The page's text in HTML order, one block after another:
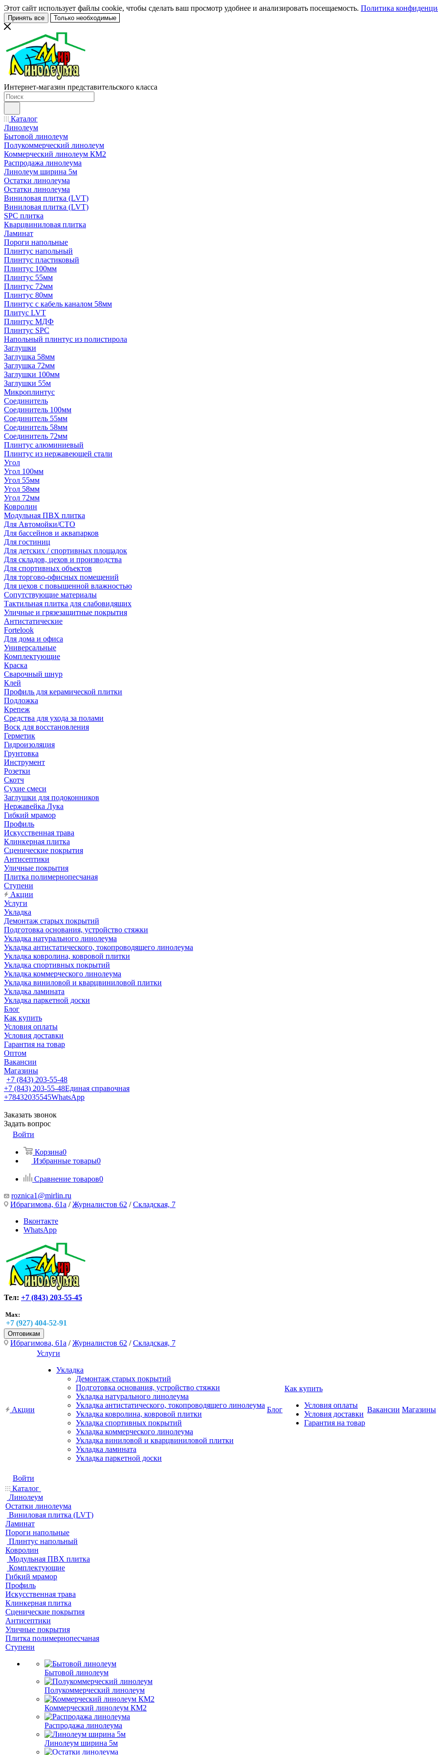
Этот сайт использует файлы cookie, чтобы сделать ваш просмотр удобнее и анализировать посещаемость. Политика
Принять все Только необходимые
Интернет-магазин представительского класса
Каталог
Линолеум
Бытовой линолеум
Полукоммерческий линолеум
Коммерческий линолеум КМ2
Распродажа линолеума
Линолеум ширина 5м
Остатки линолеума
Остатки линолеума
Виниловая плитка (LVT)
Виниловая плитка (LVT)
SPC плитка
Кварцвиниловая плитка
Ламинат
Пороги напольные
Плинтус напольный
Плинтус пластиковый
Плинтус 100мм
Плинтус 55мм
Плинтус 72мм
Плинтус 80мм
Плинтус с кабель каналом 58мм
Плитус LVT
Плинтус МДФ
Плинтус SPC
Напольный плинтус из полистирола
Заглушки
Заглушка 58мм
Заглушка 72мм
Заглушки 100мм
Заглушки 55м
Микроплинтус
Соединитель
Соединитель 100мм
Соединитель 55мм
Соединитель 58мм
Соединитель 72мм
Плинтус алюминиевый
Плинтус из нержавеющей стали
Угол
Угол 100мм
Угол 55мм
Угол 58мм
Угол 72мм
Ковролин
Модульная ПВХ плитка
Для Автомойки/СТО
Для бассейнов и аквапарков
Для гостиниц
Для детских / спортивных площадок
Для складов, цехов и производства
Для спортивных объектов
Для торгово-офисных помещений
Для цехов с повышенной влажностью
Сопутствующие материалы
Тактильная плитка для слабовидящих
Уличные и грязезащитные покрытия
Антистатические
Fortelook
Для дома и офиса
Универсальные
Комплектующие
Краска
Сварочный шнур
Клей
Профиль для керамической плитки
Подложка
Крепеж
Средства для ухода за полами
Воск для восстановления
Герметик
Гидроизоляция
Грунтовка
Инструмент
Розетки
Скотч
Сухие смеси
Заглушки для подоконников
Нержавейка Лука
Гибкий мрамор
Профиль
Искусственная трава
Клинкерная плитка
Сценические покрытия
Антисептики
Уличные покрытия
Плитка полимернопесчаная
Ступени
Акции
Услуги
Укладка
Демонтаж старых покрытий
Подготовка основания, устройство стяжки
Укладка натурального линолеума
Укладка антистатического, токопроводящего линолеума
Укладка ковролина, ковровой плитки
Укладка спортивных покрытий
Укладка коммерческого линолеума
Укладка виниловой и кварцвиниловой плитки
Укладка ламината
Укладка паркетной доски
Блог
Как купить
Условия оплаты
Условия доставки
Гарантия на товар
Оптом
Вакансии
Магазины
+7 (843) 203-55-48
+7 (843) 203-55-48Единая справочная
+78432035545WhatsApp
Заказать звонок
Задать вопрос
Войти
Корзина0
Избранные товары0
Сравнение товаров0
roznica1@mirlin.ru
Ибрагимова, 61а /Журналистов 62 /Складская, 7
Вконтакте
WhatsApp
Тел: +7 (843) 203-55-45
Max:
+7 (927) 404-52-91
Оптовикам
Ибрагимова, 61а /Журналистов 62 /Складская, 7
Акции
Услуги
Укладка
Демонтаж старых покрытий
Подготовка основания, устройство стяжки
Укладка натурального линолеума
Укладка антистатического, токопроводящего линолеума
Укладка ковролина, ковровой плитки
Укладка спортивных покрытий
Укладка коммерческого линолеума
Укладка виниловой и кварцвиниловой плитки
Укладка ламината
Укладка паркетной доски
Блог
Как купить
Условия оплаты
Условия доставки
Гарантия на товар
Вакансии Магазины
Войти
Каталог
Линолеум
Остатки линолеума
Виниловая плитка (LVT)
Ламинат
Пороги напольные
Плинтус напольный
Ковролин
Модульная ПВХ плитка
Комплектующие
Гибкий мрамор
Профиль
Искусственная трава
Клинкерная плитка
Сценические покрытия
Антисептики
Уличные покрытия
Плитка полимернопесчаная
Ступени
Бытовой линолеум
Полукоммерческий линолеум
Коммерческий линолеум КМ2
Распродажа линолеума
Линолеум ширина 5м